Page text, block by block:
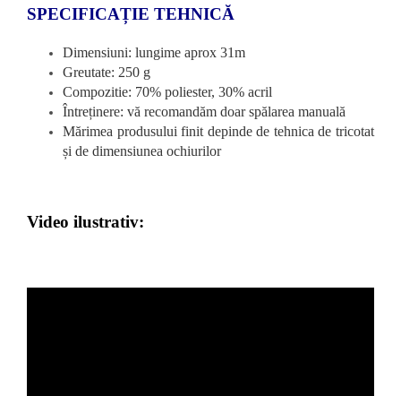
SPECIFICAȚIE TEHNICĂ
Dimensiuni: lungime aprox 31m
Greutate: 250 g
Compozitie: 70% poliester, 30% acril
Întreținere: vă recomandăm doar spălarea manuală
Mărimea produsului finit depinde de tehnica de tricotat
și de dimensiunea ochiurilor
Video ilustrativ: